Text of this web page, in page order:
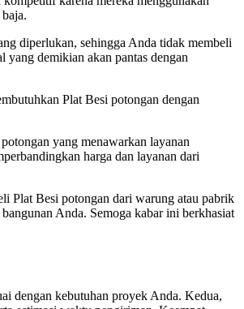
diperlukan, sehingga Anda tidak membeli
demikian akan pantas dengan
Plat Besi potongan dengan
yang menawarkan layanan
harga dan layanan dari
Plat Besi potongan dari warung atau pabrik
Anda. Semoga kabar ini berkhasiat
dengan kebutuhan proyek Anda. Kedua,